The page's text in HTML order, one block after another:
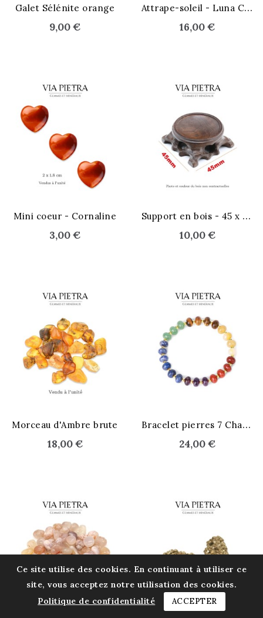
Galet Sélénite orange
9,00 €
A
ttrape-soleil - Luna Carnavalo
16,00 €
Mini coeur - Cornaline
3,00 €
S
upport en bois - 45 x 45 mm
10,00 €
Morceau d'Ambre brute
18,00 €
B
racelet pierres 7 Chakras
24,00 €
Ce site utilise des cookies. En continuant à utiliser ce
site, vous acceptez notre utilisation des cookies.
Politique de confidentialité
ACCEPTER